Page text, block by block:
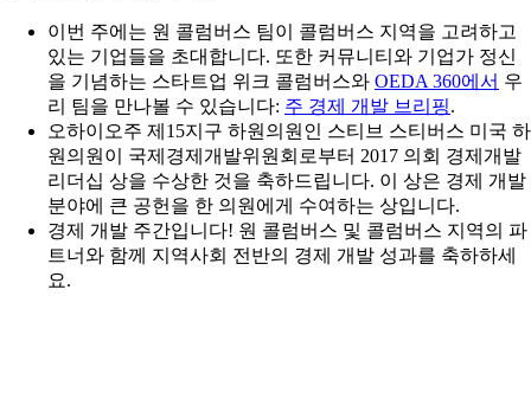
이번 주에는 원 콜럼버스 팀이 콜럼버스 지역을 고려하고
있는 기업들을 초대합니다. 또한 커뮤니티와 기업가 정신
을 기념하는 스타트업 위크 콜럼버스와 OEDA 360에서 우
리 팀을 만나볼 수 있습니다: 주 경제 개발 브리핑.
오하이오주 제15지구 하원의원인 스티브 스티버스 미국 하
원의원이 국제경제개발위원회로부터 2017 의회 경제개발
리더십 상을 수상한 것을 축하드립니다. 이 상은 경제 개발
분야에 큰 공헌을 한 의원에게 수여하는 상입니다.
경제 개발 주간입니다! 원 콜럼버스 및 콜럼버스 지역의 파
트너와 함께 지역사회 전반의 경제 개발 성과를 축하하세
요.